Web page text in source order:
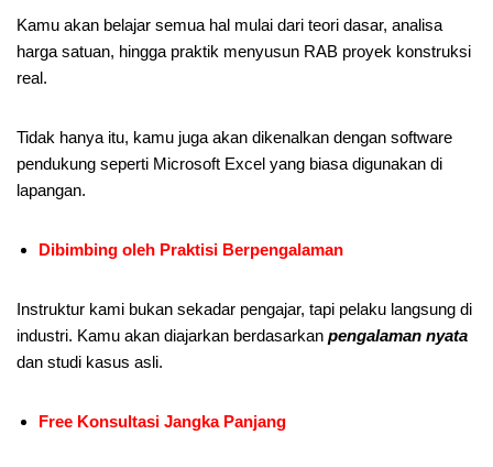
Kamu akan belajar semua hal mulai dari teori dasar, analisa
harga satuan, hingga praktik menyusun RAB proyek konstruksi
real.
Tidak hanya itu, kamu juga akan dikenalkan dengan software
pendukung seperti Microsoft Excel yang biasa digunakan di
lapangan.
Dibimbing oleh Praktisi Berpengalaman
Instruktur kami bukan sekadar pengajar, tapi pelaku langsung di
industri. Kamu akan diajarkan berdasarkan pengalaman nyata
dan studi kasus asli.
Free Konsultasi Jangka Panjang